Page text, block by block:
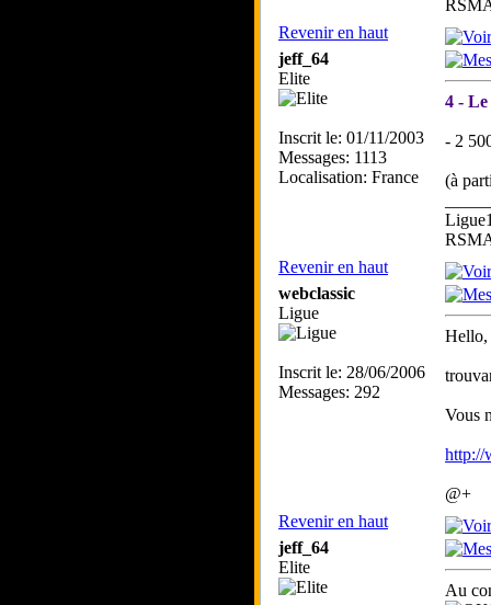
Revenir en haut
jeff_64
Elite
Inscrit le: 01/11/2003
Messages: 1113
Localisation: France
4 -
- 2
(à
Revenir en haut
webclassic
Ligue
Inscrit le: 28/06/2006
Messages: 292
Hello,
Vous
http://
@+
Revenir en haut
jeff_64
Elite
Au